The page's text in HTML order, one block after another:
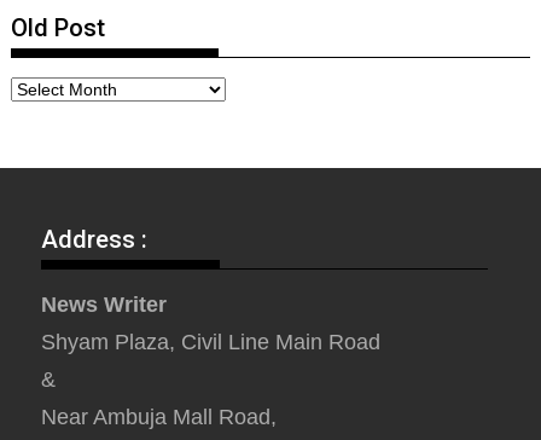
Old Post
Address :
News Writer
Shyam Plaza, Civil Line Main Road
&
Near Ambuja Mall Road,